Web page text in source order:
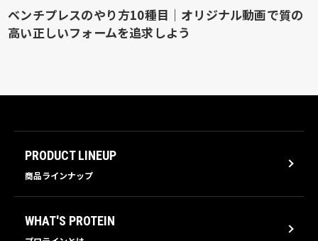
ベンチプレスのやり方10種目｜オリジナル動画で質の
高い正しいフォームを追求しよう
PRODUCT LINEUP
商品ラインナップ
WHAT'S PROTEIN